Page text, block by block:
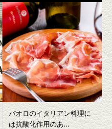
パオロのイタリアン料理に
は抗酸化作用のあ...